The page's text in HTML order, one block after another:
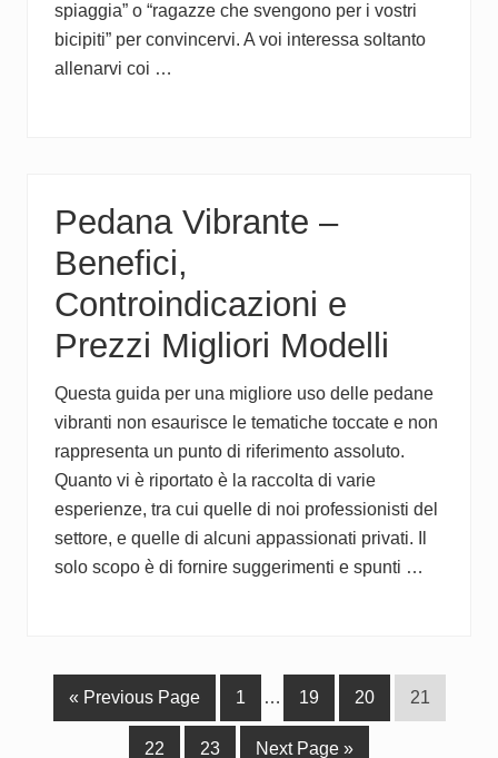
spiaggia” o “ragazze che svengono per i vostri
bicipiti” per convincervi. A voi interessa soltanto
allenarvi coi …
Pedana Vibrante –
Benefici,
Controindicazioni e
Prezzi Migliori Modelli
Questa guida per una migliore uso delle pedane
vibranti non esaurisce le tematiche toccate e non
rappresenta un punto di riferimento assoluto.
Quanto vi è riportato è la raccolta di varie
esperienze, tra cui quelle di noi professionisti del
settore, e quelle di alcuni appassionati privati. Il
solo scopo è di fornire suggerimenti e spunti …
« G
o
Previous Page
P
a
1
Interim
pages
omitted
…
P
a
g
19
P
a
g
20
P
a
21
P
22
P
23
G
Next Page »